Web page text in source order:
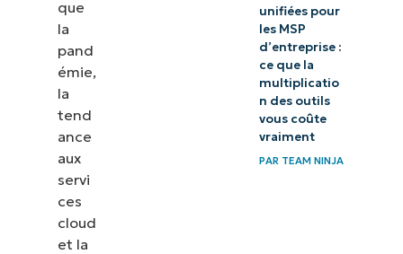
que
la
pand
émie,
la
tend
ance
aux
servi
ces
cloud
et la
unifiées pour
les MSP
d’entreprise :
ce que la
multiplicatio
n des outils
vous coûte
vraiment
PAR TEAM NINJA